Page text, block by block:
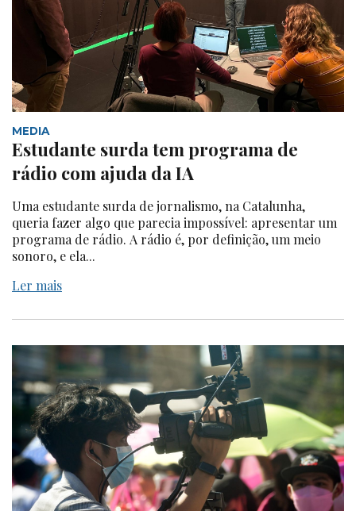
MEDIA
Estudante surda tem programa de
rádio com ajuda da IA
Uma estudante surda de jornalismo, na Catalunha,
queria fazer algo que parecia impossível: apresentar um
programa de rádio. A rádio é, por definição, um meio
sonoro, e ela...
Ler mais